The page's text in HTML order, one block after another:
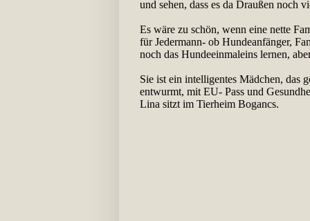
und sehen, dass es da Draußen noch
Es wäre zu schön, wenn eine nette
für Jedermann- ob Hundeanfänger,
noch das Hundeeinmaleins lernen,
Sie ist ein intelligentes Mädchen, das
entwurmt, mit EU- Pass und
Lina sitzt im Tierheim Bogancs.